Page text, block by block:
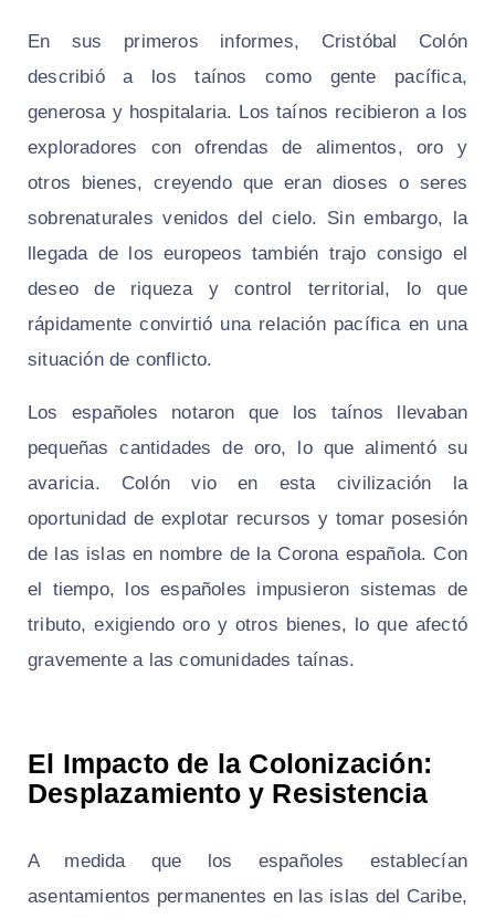
En sus primeros informes, Cristóbal Colón
describió a los taínos como gente pacífica,
generosa y hospitalaria. Los taínos recibieron a los
exploradores con ofrendas de alimentos, oro y
otros bienes, creyendo que eran dioses o seres
sobrenaturales venidos del cielo. Sin embargo, la
llegada de los europeos también trajo consigo el
deseo de riqueza y control territorial, lo que
rápidamente convirtió una relación pacífica en una
situación de conflicto.
Los españoles notaron que los taínos llevaban
pequeñas cantidades de oro, lo que alimentó su
avaricia. Colón vio en esta civilización la
oportunidad de explotar recursos y tomar posesión
de las islas en nombre de la Corona española. Con
el tiempo, los españoles impusieron sistemas de
tributo, exigiendo oro y otros bienes, lo que afectó
gravemente a las comunidades taínas.
El Impacto de la Colonización:
Desplazamiento y Resistencia
A medida que los españoles establecían
asentamientos permanentes en las islas del Caribe,